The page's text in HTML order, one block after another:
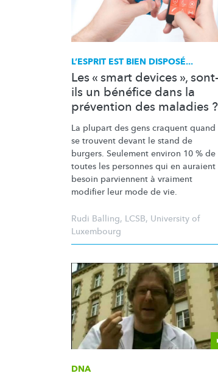
L’ESPRIT EST BIEN DISPOSÉ...
Les « smart devices », sont-
ils un bénéfice dans la
prévention des maladies ?
La plupart des gens craquent quand
se trouvent devant le stand de
burgers. Seulement environ 10 % de
toutes les personnes qui en auraient
besoin parviennent à vraiment
modifier leur mode de vie.
Rudi Balling, LCSB, University of
Luxembourg
DNA